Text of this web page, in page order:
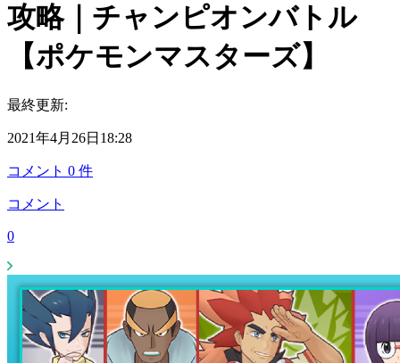
攻略｜チャンピオンバトル
【ポケモンマスターズ】
最終更新:
2021年4月26日18:28
コメント 0 件
コメント
0